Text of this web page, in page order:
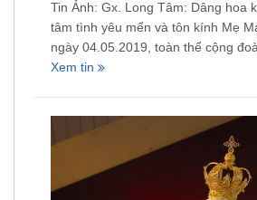
Tin Ảnh: Gx. Long Tâm: Dâng hoa
tâm tình yêu mến và tôn kính Mẹ
ngày 04.05.2019, toàn thể cộng
Xem tin